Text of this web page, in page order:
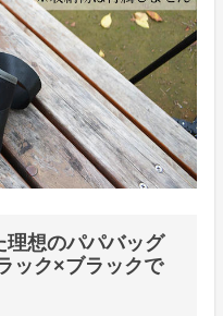
理想のパパバッグ
ック×ブラックで